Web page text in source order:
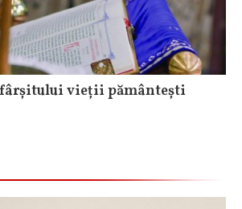
vieții pământești